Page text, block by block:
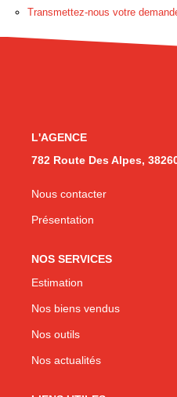
Notre
Transmettez-nous votre
L'AGENCE
782 Route Des Alpes,
Nous contacter
Présentation
NOS SERVICES
Estimation
Nos biens vendus
Nos outils
Nos actualités